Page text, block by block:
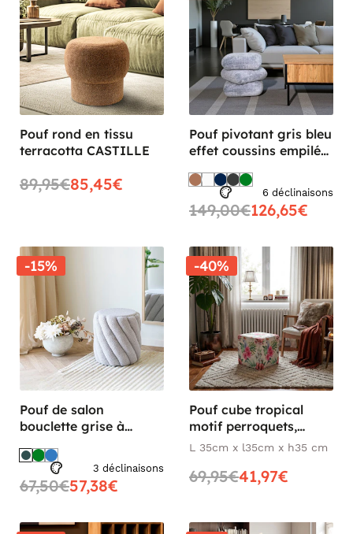
Pouf rond en tissu
terracotta CASTILLE
89,95€85,45€
Pouf pivotant gris bleu
effet coussins empilés
6 déclinaisons
149,00€126,65€
-15%
Pouf de salon
bouclette grise à
3 déclinaisons
67,50€57,38€
-40%
Pouf cube tropical
motif perroquets,
feuilles et fleurs
L 35cm x l35cm x h35 cm
69,95€41,97€